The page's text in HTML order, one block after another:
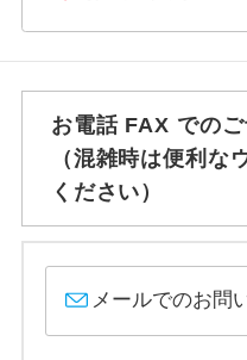
お電話 FAX での
（混雑時は便利な
ください）
メールでのお問